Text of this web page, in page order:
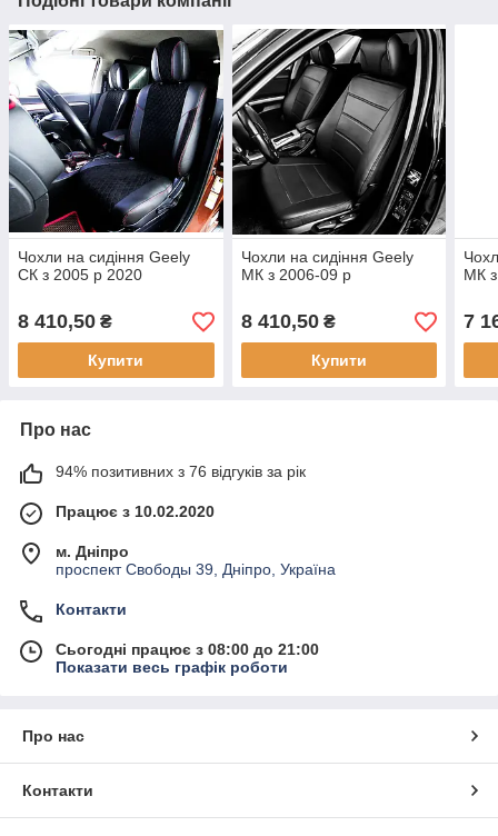
Чохли на сидіння Geely
СК з 2005 р 2020
8 410,50 ₴
Купити
Чохли на сидіння Geely
МК з 2006-09 р
8 410,50₴
Купити
МК
7
Про нас
94% позитивних з 76 відгуків за рік
Працює з 10.02.2020
м. Дніпро
проспект Свободы 39, Дніпро, Україна
Контакти
Сьогодні працює з 08:00 до 21:00
Показати весь графік роботи
Про нас
Контакти